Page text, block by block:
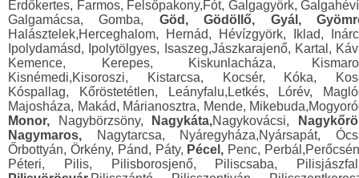
Erdőkertes, Farmos, Felsőpakony,Fót, Galgagyörk,
Galgamácsa, Gomba, Göd, Gödöllő, Gyál,
Halásztelek,Herceghalom, Hernád, Hévízgyörk, Iklad,
Ipolydamásd, Ipolytölgyes, Isaszeg,Jászkarajenő, Kartal,
Kemence, Kerepes, Kiskunlacháza,
Kisnémedi,Kisoroszi, Kistarcsa, Kocsér, Kóka,
Kóspallag, Kőröstetétlen, Leányfalu,Letkés, Lórév,
Majosháza, Makád, Márianosztra, Mende,
Monor,
Nagybörzsöny, Nagykáta,Nagykovácsi,
Nagymaros,
Nagytarcsa, Nyáregyháza,Nyársapát,
Őrbottyán, Örkény, Pánd, Páty, Pécel, Penc,
Péteri, Pilis, Pilisborosjenő, Piliscsaba,